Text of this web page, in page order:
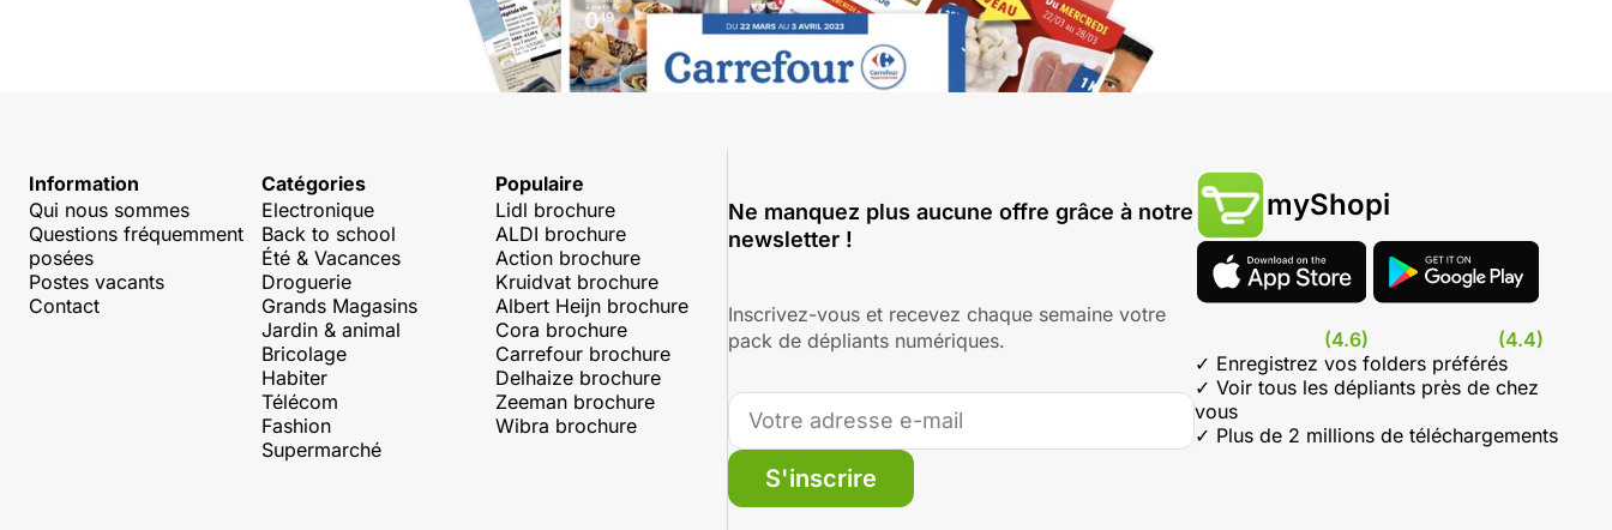
Information
Qui nous sommes
Questions fréquemment
posées
Postes vacants
Contact
Catégories
Electronique
Back to school
Été & Vacances
Droguerie
Grands Magasins
Jardin & animal
Bricolage
Habiter
Télécom
Fashion
Supermarché
Populaire
Lidl brochure
ALDI brochure
Action brochure
Kruidvat brochure
Albert Heijn brochure
Cora brochure
Carrefour brochure
Delhaize brochure
Zeeman brochure
Wibra brochure
Ne manquez plus aucune offre grâce à notre
newsletter !
Inscrivez-vous et recevez chaque semaine votre
pack de dépliants numériques.
S'inscrire
myShopi
(4.6)
(4.4)
✓ Enregistrez vos folders préférés
✓ Voir tous les dépliants près de chez
vous
✓ Plus de 2 millions de téléchargements